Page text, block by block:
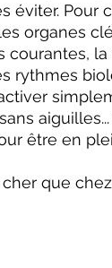
éviter. Pour
organes
courantes,
rythmes
être en
que